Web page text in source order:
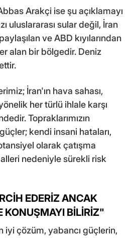
Arakçi ise şu açıklamayı
uluslararası sular değil, İran
ve ABD kıyılarından
alan bir bölgedir. Deniz
İran'ın hava sahası,
her türlü ihlale karşı
Topraklarımızın
kendi insani hataları,
olarak çatışma
nedeniyle sürekli risk
EDERİZ ANCAK
KONUŞMAYI BİLİRİZ"
iyi çözüm, yabancı güçlerin,